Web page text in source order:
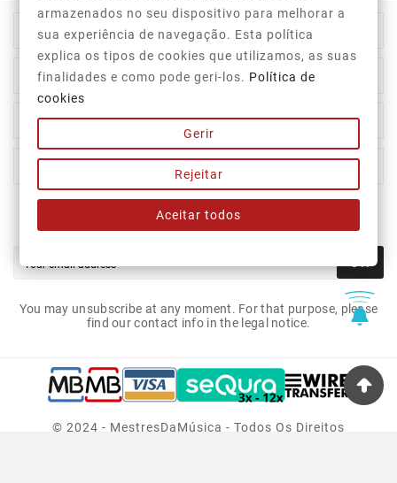
Store Information
Category
Our Company 
Your Account 
Newsletter
OK
You may unsubscribe at any moment. For that purpose, please
find our contact info in the legal notice.
© 2024 - MestresDaMúsica - Todos Os Direitos
armazenados no seu dispositivo para melhorar a
sua experiência de navegação. Esta política
explica os tipos de cookies que utilizamos, as suas
finalidades e como pode geri-los. Política de
cookies
Gerir
Rejeitar
Aceitar todos